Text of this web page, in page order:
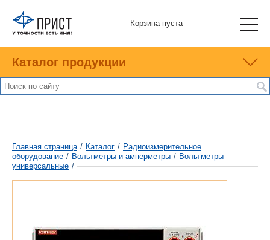
Корзина пуста
Каталог продукции
Главная страница / Каталог / Радиоизмерительное
оборудование / Вольтметры и амперметры / Вольтметры
универсальные /